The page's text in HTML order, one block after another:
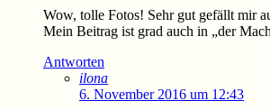
Wow, tolle Fotos! Sehr gut gefällt mir
Mein Beitrag ist grad auch in „der
Antworten
ilona
6. November 2016 um 12:43